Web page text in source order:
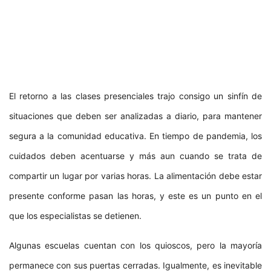
El retorno a las clases presenciales trajo consigo un sinfín de
situaciones que deben ser analizadas a diario, para mantener
segura a la comunidad educativa. En tiempo de pandemia, los
cuidados deben acentuarse y más aun cuando se trata de
compartir un lugar por varias horas. La alimentación debe estar
presente conforme pasan las horas, y este es un punto en el
que los especialistas se detienen.
Algunas escuelas cuentan con los quioscos, pero la mayoría
permanece con sus puertas cerradas. Igualmente, es inevitable